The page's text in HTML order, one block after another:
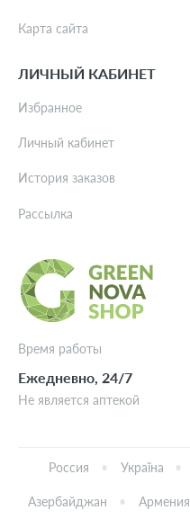
Время работы
Ежедневно, 24/7
Не является аптекой
Карта сайта
ЛИЧНЫЙ КАБИНЕТ
Избранное
Личный кабинет
История заказов
Рассылка
Россия Україна
Азербайджан Армения